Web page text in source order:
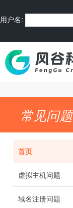
用户名:
常见问题
首页
虚拟主机问题
域名注册问题